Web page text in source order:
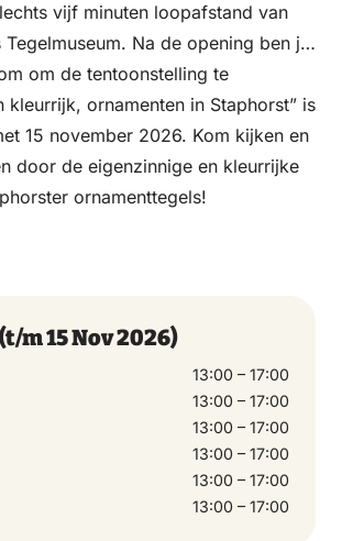
vijf minuten loopafstand van
Tegelmuseum. Na de opening ben je
om de tentoonstelling te
kleurrijk, ornamenten in Staphorst” is
15 november 2026. Kom kijken en
door de eigenzinnige en kleurrijke
ornamenttegels!
(t/m 15 Nov 2026)
13:00 – 17:00
13:00 – 17:00
13:00 – 17:00
13:00 – 17:00
13:00 – 17:00
13:00 – 17:00